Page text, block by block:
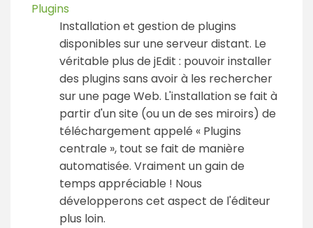
Plugins
Installation et gestion de plugins
disponibles sur une serveur distant. Le
véritable plus de jEdit : pouvoir installer
des plugins sans avoir à les rechercher
sur une page Web. L'installation se fait à
partir d'un site (ou un de ses miroirs) de
téléchargement appelé « Plugins
centrale », tout se fait de manière
automatisée. Vraiment un gain de
temps appréciable ! Nous
développerons cet aspect de l'éditeur
plus loin.